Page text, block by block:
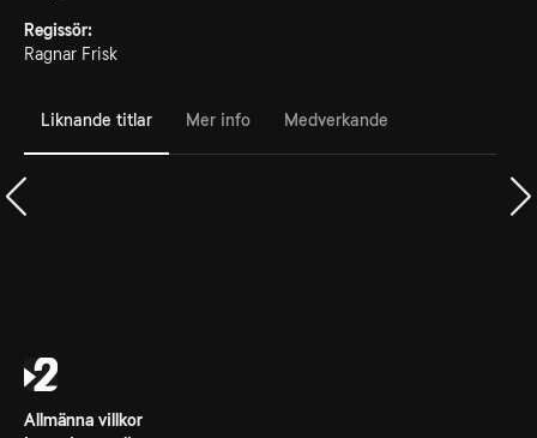
Regissör:
Ragnar Frisk
Liknande titlar Mer info Medverkande
Allmänna villkor